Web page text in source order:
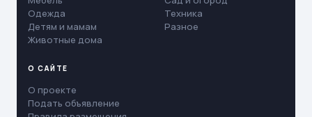
Одежда
Детям и мамам
Животные дома
Техника
Разное
О САЙТЕ
О проекте
Подать объявление